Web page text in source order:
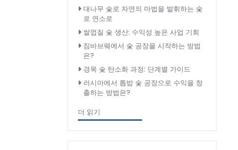
대나무 숯로 자연의 마법을 발휘하는 숯
로 연소로
쌀껍질 숯 생산: 수익성 높은 사업 기회
짐바브웨에서 숯 공장을 시작하는 방법
은?
경목 숯 탄소화 과정: 단계별 가이드
러시아에서 톱밥 숯 공장으로 수익을 창
출하는 방법은?
더 읽기